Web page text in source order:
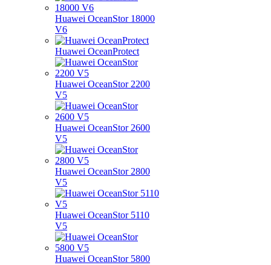
Huawei OceanStor 18000
V6
Huawei OceanProtect
Huawei OceanStor 2200
V5
Huawei OceanStor 2600
V5
Huawei OceanStor 2800
V5
Huawei OceanStor 5110
V5
Huawei OceanStor 5800